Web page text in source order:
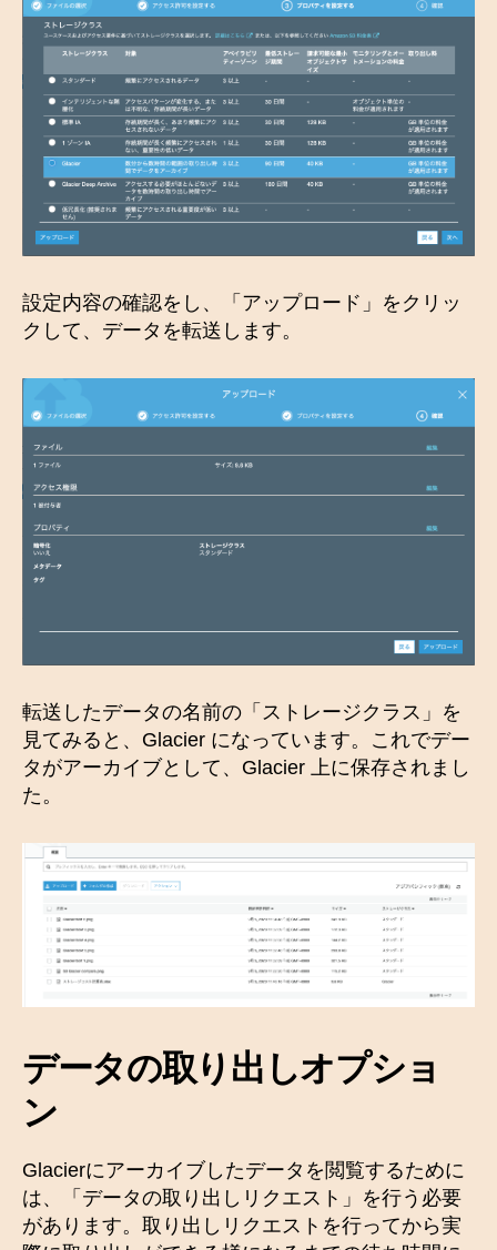
設定内容の確認をし、「アップロード」をクリッ
クして、データを転送します。
転送したデータの名前の「ストレージクラス」を
見てみると、Glacier になっています。これでデー
タがアーカイブとして、Glacier 上に保存されまし
た。
データの取り出しオプショ
ン
Glacierにアーカイブしたデータを閲覧するために
は、「データの取り出しリクエスト」を行う必要
があります。取り出しリクエストを行ってから実